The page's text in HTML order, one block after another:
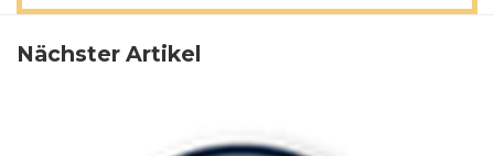
Nächster Artikel